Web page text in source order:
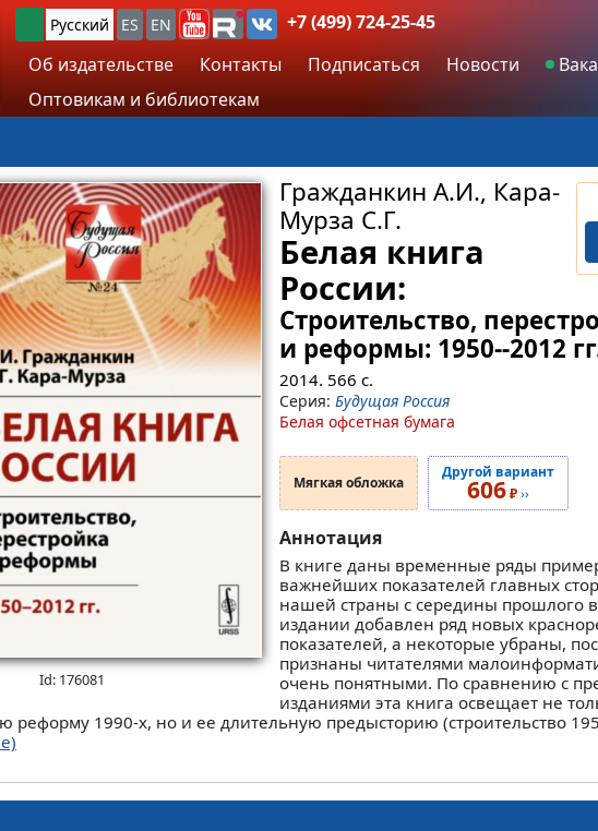
Русский ES EN
+7 (499) 724-25-45
Об издательстве
Контакты Подписаться Новости
Оптовикам и библиотекам
Id: 176081
Гражданкин А.И., Кара-
Мурза С.Г.
Белая книга
России:
Строительство,
и реформы: 1950--2012
2014. 566 с.
Серия: Будущая Россия
Белая офсетная бумага
Мягкая обложка
Другой вариант
606₽››
Аннотация
В книге даны временные ряды
важнейших показателей главных
нашей страны с середины прошлого
издании добавлен ряд новых
показателей, а некоторые убраны,
признаны читателями
очень понятными. По сравнению с
изданиями эта книга освещает не
реформу 1990-х, но и ее длительную предысторию (строительство